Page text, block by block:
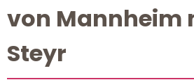
von Mannheim
Steyr